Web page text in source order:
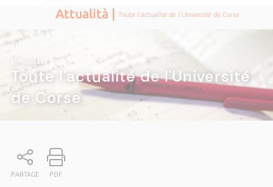
Attualità |Toute l'actualité de l'Université de Corse
ATTUALITÀ|
Toute l'actualité de l'Université
de Corse
PARTAGE PDF